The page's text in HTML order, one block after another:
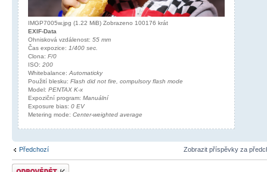
IMGP7005w.jpg (1.22 MiB) Zobrazeno 100176 krát
EXIF-Data
Ohnisková vzdálenost: 55 mm
Čas expozice: 1/400 sec.
Clona: F/0
ISO: 200
Whitebalance: Automaticky
Použití blesku: Flash did not fire, compulsory flash mode
Model: PENTAX K-x
Expoziční program: Manuální
Exposure bias: 0 EV
Metering mode: Center-weighted average
Předchozí Zobrazit příspěvky za
Odeslat odpověď